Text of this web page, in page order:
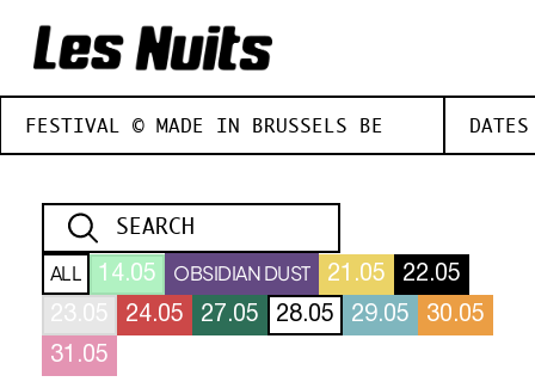
FESTIVAL © MADE IN BRUSSELS BE
ALL 14.05 OBSIDIAN DUST 21.05
22.05
23.05
24.05 27.05 28.05 29.05
30.05
31.05